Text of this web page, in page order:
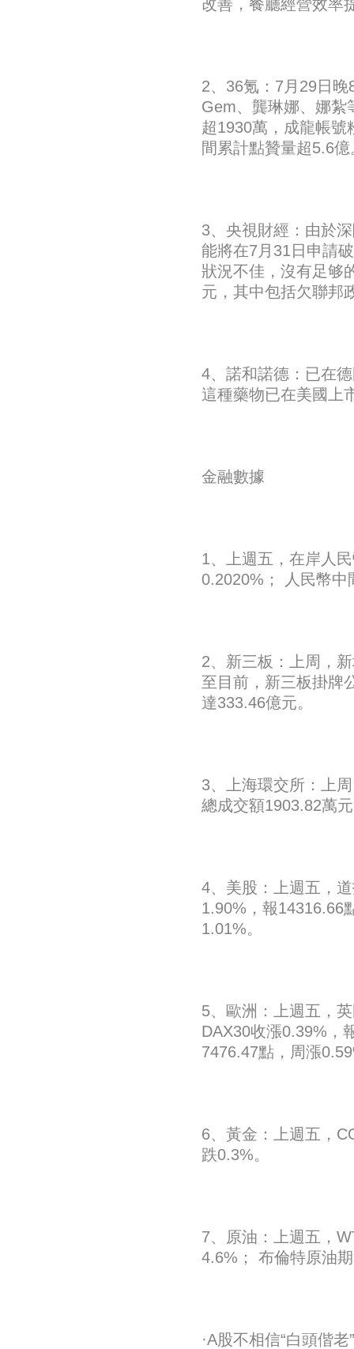
改善，餐廳經營效率
2、36氪：7月29日晚
Gem、龔琳娜、娜紮
超1930萬，成龍帳號
間累計點贊量超5.6億
3、央視財經：由於
能將在7月31日申請
狀況不佳，沒有足够
元，其中包括欠聯邦
4、諾和諾德：已在
這種藥物已在美國上
金融數據
1、上週五，在岸人
0.2020%； 人民幣中
2、新三板：上周，
至目前，新三板掛牌
達333.46億元。
3、上海環交所：上
總成交額1903.82萬
4、美股：上週五，
1.90%，報14316.66
1.01%。
5、歐洲：上週五，
DAX30收漲0.39%，
7476.47點，周漲
6、黃金：上週五，
跌0.3%。
7、原油：上週五，
4.6%； 布倫特原油
·A股不相信“白頭偕老